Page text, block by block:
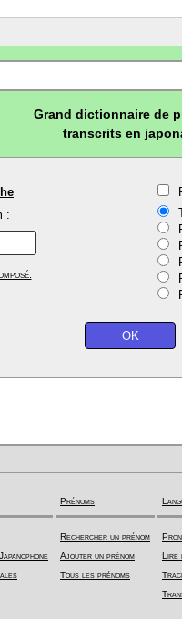
Grand dictionnaire de
transcrits en
:
Prénoms
Rechercher un prénom
Ajouter un prénom
Tous les prénoms
Lire